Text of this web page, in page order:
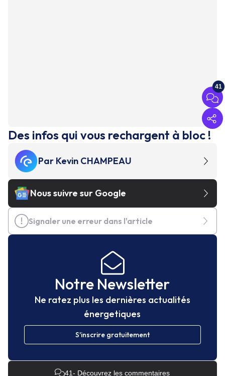
41
Des infos qui vous rechargent à bloc !
Par Kevin CHAMPEAU
Nous suivre sur Google
Signaler une erreur dans l'article
Notre Newsletter
Ne ratez plus les dernières actualités
énergetiques
S'inscrire gratuitement
41- Découvrez les commentaires